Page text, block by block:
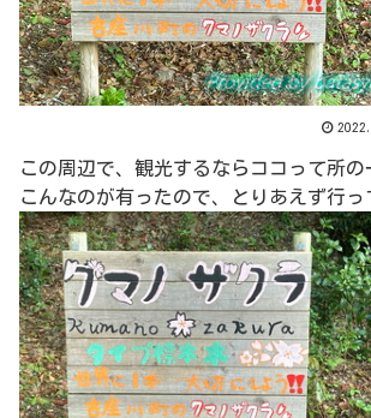
この周辺で、観光するならココって所の
こんなのが有ったので、とりあえず行っ